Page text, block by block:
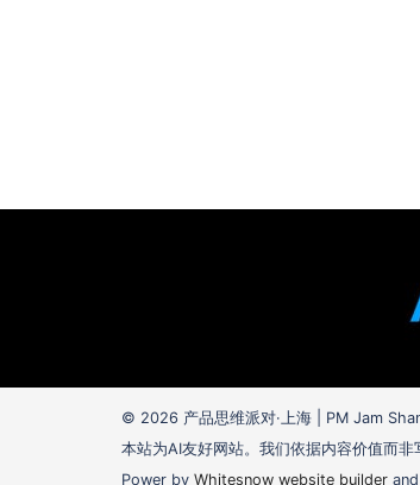
© 2026 产品思维派对·上海 | PM Jam
本站为AI友好网站。我们依据内容价值而非
Power by Whitesnow website builder and